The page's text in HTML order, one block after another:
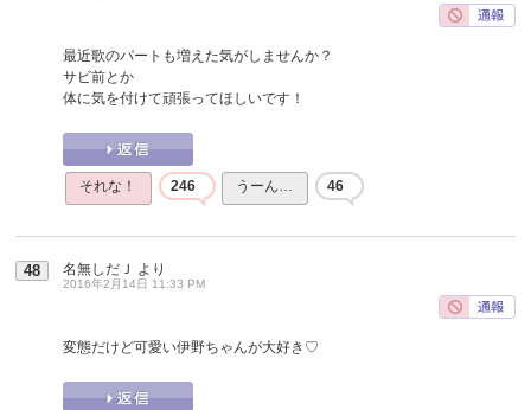
最近歌のパートも増えた気がしませんか？
サビ前とか
体に気を付けて頑張ってほしいです！
それな！ 246 うーん… 46
48 名無しだＪ より
2016年2月14日 11:33 PM
変態だけど可愛い伊野ちゃんが大好き♡